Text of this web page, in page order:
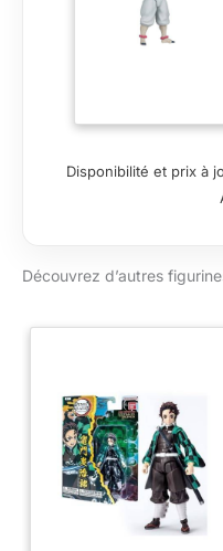
Disponibilité et prix à
Découvrez d’autres